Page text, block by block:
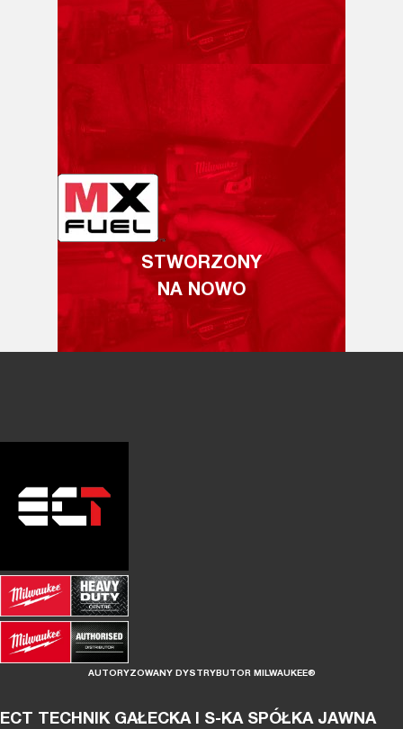
STWORZONY
NA NOWO
AUTORYZOWANY DYSTRYBUTOR MILWAUKEE®
ECT TECHNIK GAŁECKA I S-KA SPÓŁKA JAWNA